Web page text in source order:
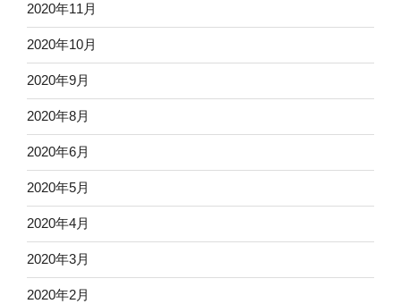
2020年11月
2020年10月
2020年9月
2020年8月
2020年6月
2020年5月
2020年4月
2020年3月
2020年2月